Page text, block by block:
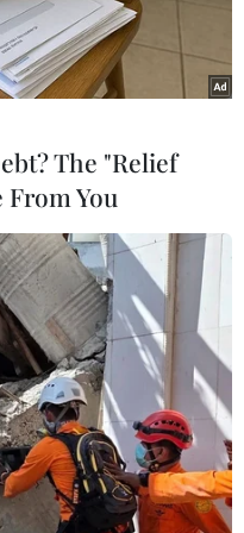
Bộ Quốc phòng Việt Nam
và ADMM+ 2020 từ Đại
tướng Thái Lan. (Ảnh: Ngọc
TTXVN)
Thái Lan, Bộ Quốc
The "Relief
You